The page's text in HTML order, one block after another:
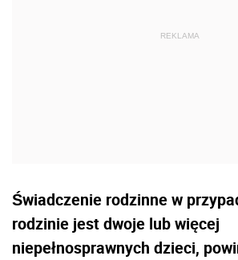
Świadczenie rodzinne w
rodzinie jest dwoje lub więcej
niepełnosprawnych dzieci,